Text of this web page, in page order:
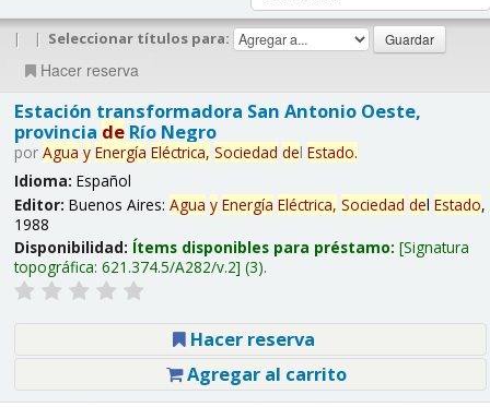
| | Seleccionar títulos para:
Hacer reserva
Estación transformadora San Antonio Oeste,
provincia deRío Negro
por Agua y Energía Eléctrica, Sociedad del Estado.
Idioma: Español
Editor: Buenos Aires: Agua y Energía Eléctrica, Sociedad del Estado,
1988
Disponibilidad: Ítems disponibles para préstamo: Signatura
topográfica: 621.374.5/A282/v.2 (3).
Hacer reserva
Agregar al carrito